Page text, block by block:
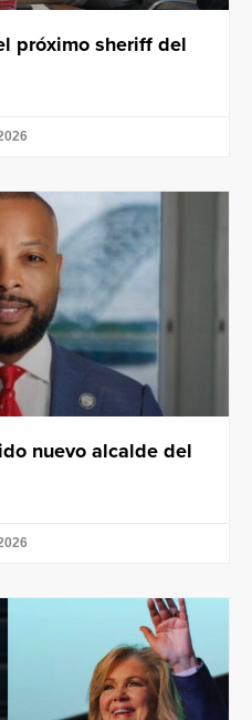
próximo sheriff del
nuevo alcalde del